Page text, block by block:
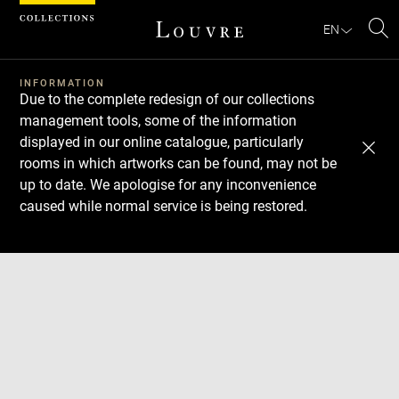
EN
INFORMATION
Due to the complete redesign of our collections
management tools, some of the information
displayed in our online catalogue, particularly
rooms in which artworks can be found, may not be
up to date. We apologise for any inconvenience
caused while normal service is being restored.
Download
Next
Previous
Cookies management panel